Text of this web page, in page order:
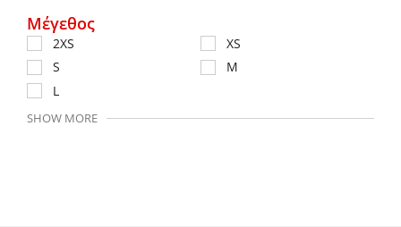
Μέγεθος
2XS
XS
S
M
L
SHOW MORE